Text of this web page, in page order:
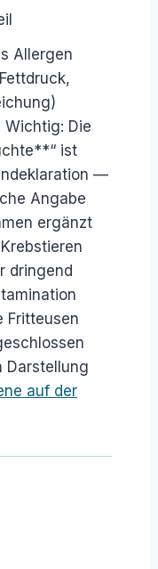
Allergen
Die
ist
—
Angabe
ergänzt
dringend
Fritteusen
Darstellung
auf der